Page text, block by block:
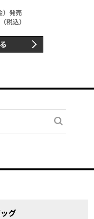
）発売
税込）
グ